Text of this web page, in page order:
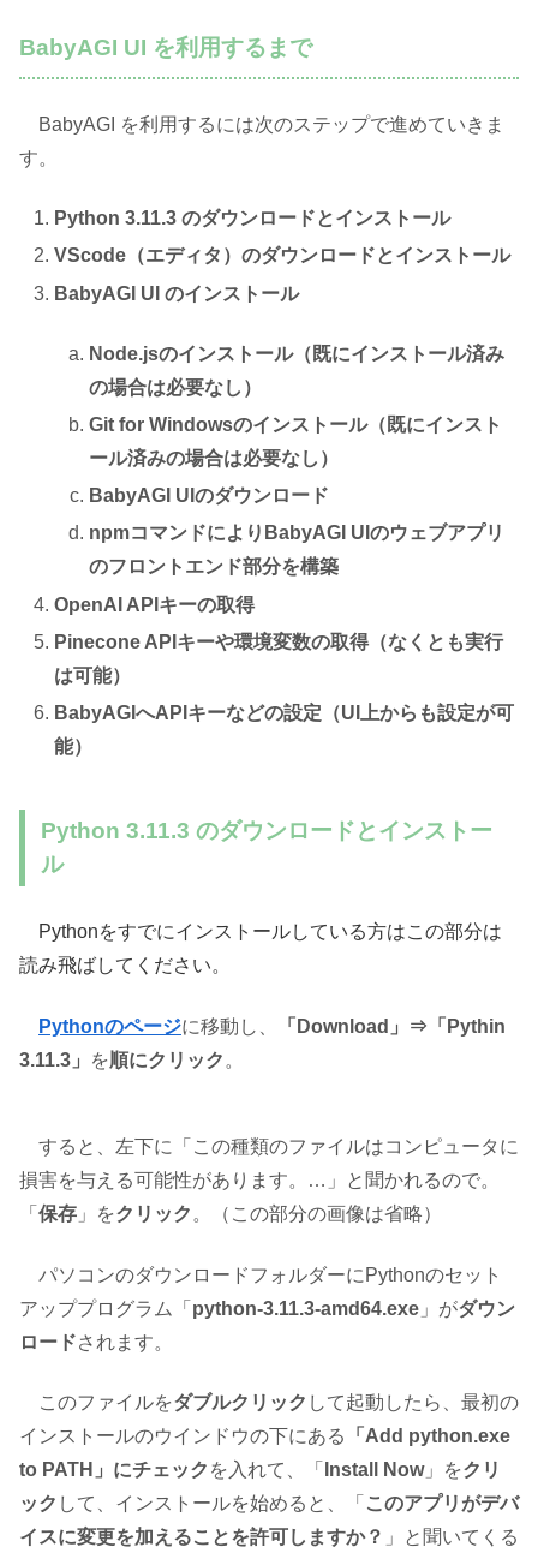
BabyAGI UI を利用するまで
BabyAGI を利用するには次のステップで進めていきま
す。
Python 3.11.3 のダウンロードとインストール
VScode（エディタ）のダウンロードとインストール
BabyAGI UI のインストール
Node.jsのインストール（既にインストール済み
の場合は必要なし）
Git for Windowsのインストール（既にインスト
ール済みの場合は必要なし）
BabyAGI UIのダウンロード
npmコマンドによりBabyAGI UIのウェブアプリ
のフロントエンド部分を構築
OpenAI APIキーの取得
Pinecone APIキーや環境変数の取得（なくとも実行
は可能）
BabyAGIへAPIキーなどの設定（UI上からも設定が可
能）
Python 3.11.3 のダウンロードとインストー
ル
Pythonをすでにインストールしている方はこの部分は
読み飛ばしてください。
Pythonのページに移動し、
「Download」⇒「Pythin
3.11.3」
を順にクリック 。
すると、左下に「この種類のファイルはコンピュータに
損害を与える可能性があります。…」と聞かれるので。
「 保存 」をクリック。（この部分の画像は省略）
パソコンのダウンロードフォルダーにPythonのセット
アッププログラム「 python-3.11.3-amd64.exe 」がダウン
ロードされます。
このファイルをダブルクリック して起動したら、最初の
インストールのウインドウの下にある
「Add python.exe
to PATH」にチェック を入れて、「 Install Now」をクリ
ック して、インストールを始めると、「 このアプリがデバ
イスに変更を加えることを許可しますか？ 」と聞いてくる